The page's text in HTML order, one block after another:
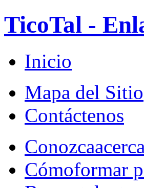
TicoTal -
Inicio
Mapa del Sitio
Contáctenos
Conozca
Cómoformar